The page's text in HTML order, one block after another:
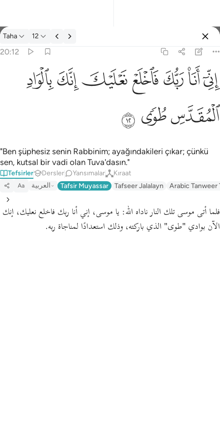
Tefsir: Taha 20:12
Taha 12
20:12
اني انا ربك فاخلع نعليك انك بالواد المقدس طوى ١٢
إِنِّىٓ أَنَا۠ رَبُّكَ فَٱخْلَعْ نَعْلَيْكَ ۖ إِنَّكَ بِٱلْوَادِ ٱلْمُقَدَّسِ طُوًۭى ١٢
ﲺﲻﲼﲽﲾﲿﳀ
ﳁﳂ ﳃ
"Ben şüphesiz senin Rabbinim; ayağındakileri çıkar; çünkü
sen, kutsal bir vadi olan Tuva'dasın."
Tefsirler Dersler Yansımalar Kıraat
Aa العربية Tafsir Muyassar Tafseer Jalalayn Arabic Tanweer
فلما أتى موسى تلك النار ناداه الله: يا موسى، إني أنا ربك فاخلع نعليك، إنك
الآن بوادي "طوى" الذي باركته، وذلك استعدادًا لمناجاة ربه.